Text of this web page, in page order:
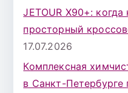
JETOUR X90+:
просторный
17.07.2026
Комплексная
в Санкт-Петербурге